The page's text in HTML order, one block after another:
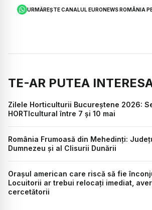
URMĂREȘTE CANALUL EURONEWS ROMÂNIA
TE-AR PUTEA
Zilele Horticulturii Bucureștene 2026:
HORTIcultural între 7 și 10 mai
România Frumoasă din Mehedinți:
Dumnezeu și al Clisurii Dunării
Orașul american care riscă să fie
Locuitorii ar trebui relocați imediat,
cercetătorii